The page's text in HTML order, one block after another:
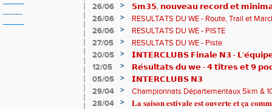
--------
26/06
>
𝟱𝗺𝟯𝟱, 𝗻𝗼𝘂𝘃𝗲𝗮𝘂 𝗿𝗲𝗰𝗼𝗿𝗱 𝗲𝘁
𝗖𝗵𝗮𝗺𝗽𝗶𝗼𝗻𝗻𝗮𝘁𝘀 𝗱𝘂 𝗠𝗼𝗻𝗱𝗲 𝗨𝟮𝟬
26/06 >
RESULTATS DU WE - Route, Trail et
26/06
>
RESULTATS DU WE - PISTE
27/05
>
RESULTATS DU WE - Piste
20/05
>
𝗜𝗡𝗧𝗘𝗥𝗖𝗟𝗨𝗕𝗦 𝗙𝗶𝗻𝗮𝗹𝗲 𝗡𝟯 -
𝟯𝟮𝟰𝟮𝟳𝗽𝘁𝘀
12/05 >
𝗥𝗲́𝘀𝘂𝗹𝘁𝗮𝘁𝘀 𝗱𝘂 𝘄𝗲 - 𝟰 𝘁𝗶𝘁𝗿𝗲𝘀 𝗲𝘁 𝟵
05/05
>
𝗜𝗡𝗧𝗘𝗥𝗖𝗟𝗨𝗕𝗦 𝗡𝟯
29/04
>
Championnats Départementaux 5km &
de bronze et un max de plaisir pour tous !
28/04 >
𝐋𝐚 𝐬𝐚𝐢𝐬𝐨𝐧 𝐞𝐬𝐭𝐢𝐯𝐚𝐥𝐞 𝐞𝐬𝐭 𝐨𝐮𝐯𝐞𝐫𝐭𝐞 𝐞𝐭 𝐜̧𝐚